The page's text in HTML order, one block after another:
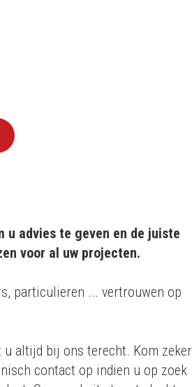
u advies te geven en de juiste
voor al uw projecten.
particulieren ... vertrouwen op
u altijd bij ons terecht. Kom zeker
contact op indien u op zoek